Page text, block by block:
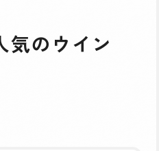
気のウイン